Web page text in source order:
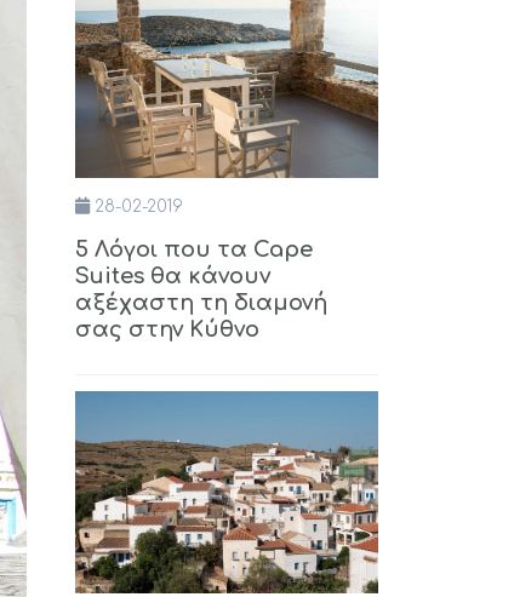
28-02-2019
5 Λόγοι που τα Cape
Suites θα κάνουν
αξέχαστη τη διαμονή
σας στην Κύθνο